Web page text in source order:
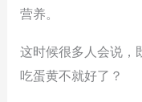
营养。
这时候很多人会说，
吃蛋黄不就好了？